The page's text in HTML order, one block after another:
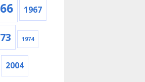
1967
1974
2004